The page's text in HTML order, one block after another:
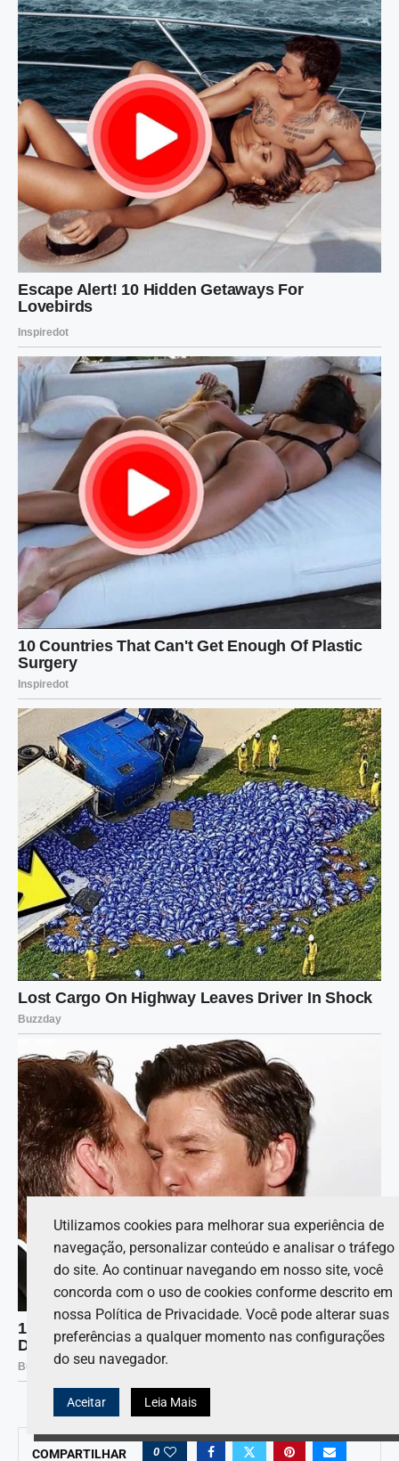
COMPARTILHAR 0
Utilizamos cookies para melhorar sua experiência de
navegação, personalizar conteúdo e analisar o tráfego
do site. Ao continuar navegando em nosso site, você
concorda com o uso de cookies conforme descrito em
nossa Política de Privacidade. Você pode alterar suas
preferências a qualquer momento nas configurações
do seu navegador.
Aceitar Leia Mais